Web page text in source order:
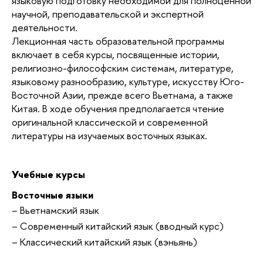
научной, преподавательской и экспертной
деятельности.
Лекционная часть образовательной программы
включает в себя курсы, посвященные истории,
религиозно-философским системам, литературе,
языковому разнообразию, культуре, искусству Юго-
Восточной Азии, прежде всего Вьетнама, а также
Китая. В ходе обучения предполагается чтение
оригинальной классической и современной
литературы на изучаемых восточных языках.
Учебные курсы
Восточные языки
– Вьетнамский язык
– Современный китайский язык (вводный курс)
– Классический китайский язык (вэньянь)